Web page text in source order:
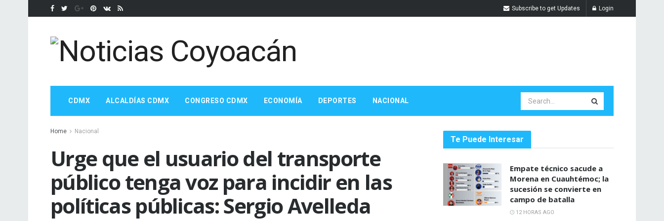
Subscribe to get Updates Login
CDMX ALCALDÍAS CDMX CONGRESO CDMX ECONOMÍA DEPORTES NACIONAL
Home Nacional
Urge que el usuario del transporte
público tenga voz para incidir en las
políticas públicas: Sergio Avelleda
Te Puede Interesar
Empate técnico sacude a
Morena en Cuauhtémoc; la
sucesión se convierte en
campo de batalla
12 HORAS AGO